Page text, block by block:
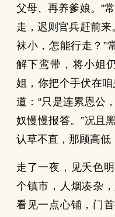
父母、再养爹娘。”
走，迟则官兵赶前来
袜小，怎能行走？”
解下鸾带，将小姐
姐，你把个手伏在
道：“只是连累恩公
奴慢慢报答。”况且
认草不直，那顾高低
走了一夜，见夭色
个镇市，人烟凑杂
看见一点心铺，门